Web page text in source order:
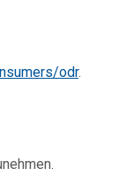
odr.